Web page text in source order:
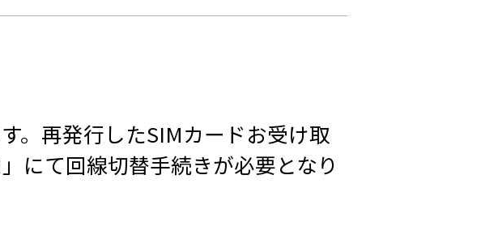
。再発行したSIMカードお受け取
にて回線切替手続きが必要となり